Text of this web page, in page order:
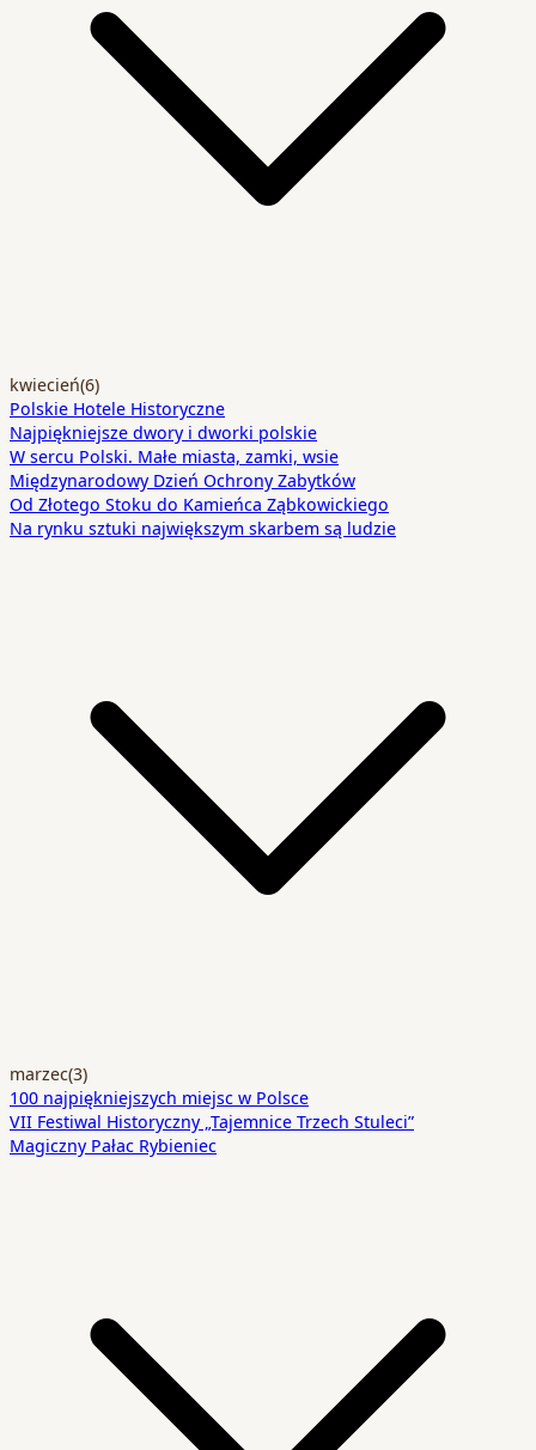
kwiecień(6)
Polskie Hotele Historyczne
Najpiękniejsze dwory i dworki polskie
W sercu Polski. Małe miasta, zamki, wsie
Międzynarodowy Dzień Ochrony Zabytków
Od Złotego Stoku do Kamieńca Ząbkowickiego
Na rynku sztuki największym skarbem są ludzie
marzec(3)
100 najpiękniejszych miejsc w Polsce
VII Festiwal Historyczny „Tajemnice Trzech Stuleci”
Magiczny Pałac Rybieniec